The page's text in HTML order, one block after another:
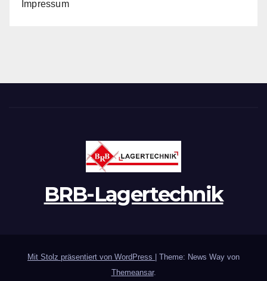
Impressum
BRB-Lagertechnik
Mit Stolz präsentiert von WordPress
Theme: News Way von
Themeansar.